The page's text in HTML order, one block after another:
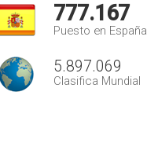
777.167
Puesto en España
5.897.069
Clasifica Mundial